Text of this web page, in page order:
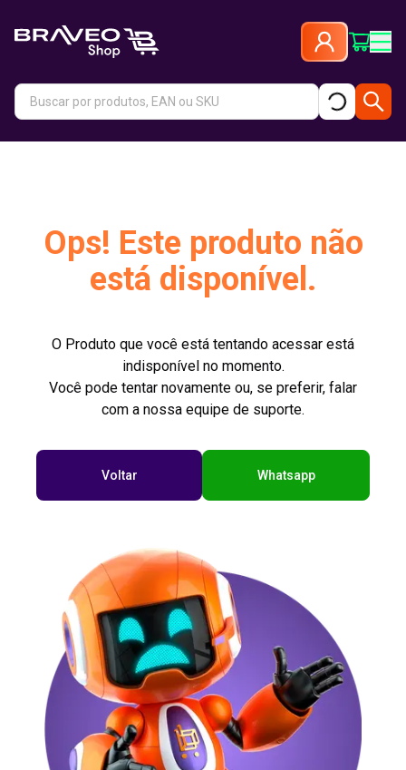
Ops! Este produto não
está disponível.
O Produto que você está tentando acessar está
indisponível no momento.
Você pode tentar novamente ou, se preferir, falar
com a nossa equipe de suporte.
Voltar Whatsapp